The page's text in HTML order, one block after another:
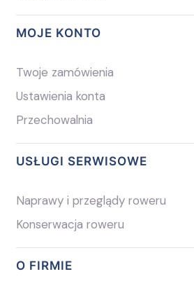
MOJE KONTO
Twoje zamówienia
Ustawienia konta
Przechowalnia
USŁUGI SERWISOWE
Naprawy i przeglądy roweru
Konserwacja roweru
O FIRMIE